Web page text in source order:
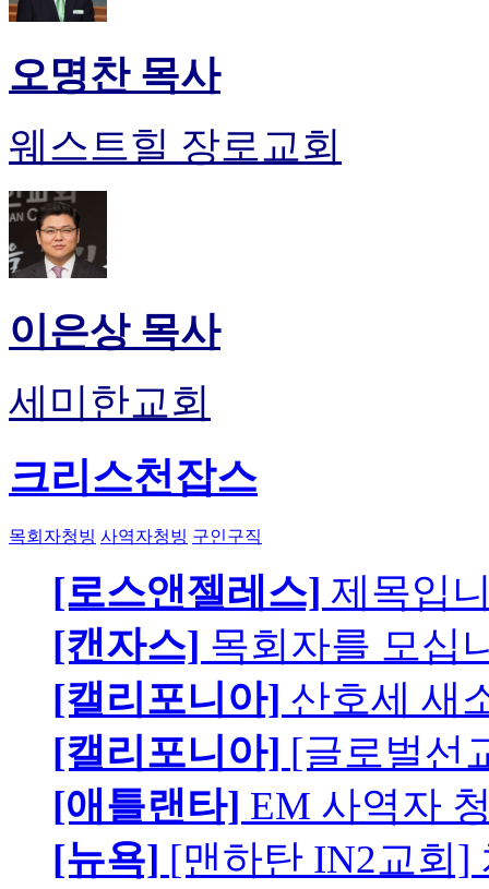
오명찬 목사
웨스트힐 장로교회
이은상 목사
세미한교회
크리스천잡스
목회자청빙 사역자청빙 구인구직
[로스앤젤레스] 제목입
[캔자스] 목회자를 모십
[캘리포니아] 산호세 새
[캘리포니아] [글로벌선
[애틀랜타] EM 사역자
[뉴욕] [맨하탄 IN2교회]